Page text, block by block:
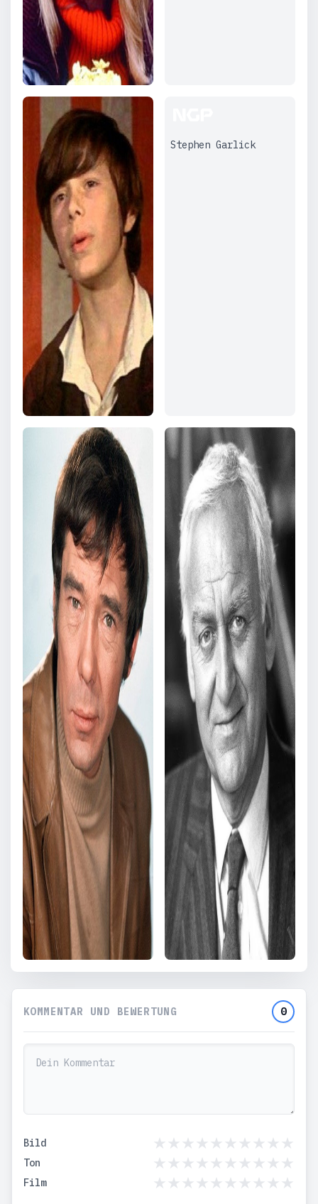
Stephen Garlick
KOMMENTAR UND BEWERTUNG 0
Bild
Ton
Film